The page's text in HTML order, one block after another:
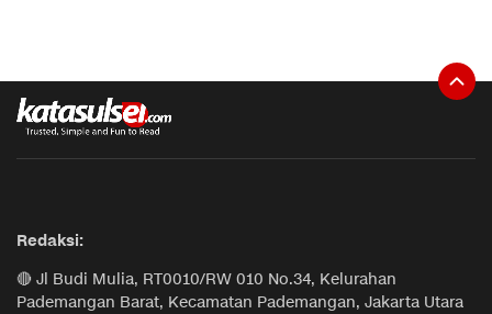
Redaksi:
🔴 Jl Budi Mulia, RT0010/RW 010 No.34, Kelurahan
Pademangan Barat, Kecamatan Pademangan, Jakarta Utara